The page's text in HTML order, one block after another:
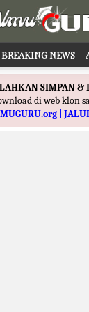
BREAKING NEWS
SIMPAN &
di web klon
|